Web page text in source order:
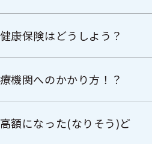
康保険はどうしよう？
機関へのかかり方！？
額になった(なりそう)ど